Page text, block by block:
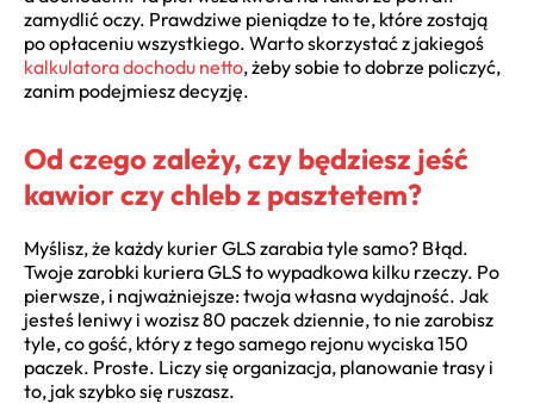
zamydlić oczy. Prawdziwe pieniądze to te, które zostają
po opłaceniu wszystkiego. Warto skorzystać z jakiegoś
kalkulatora dochodu netto, żeby sobie to dobrze policzyć,
zanim podejmiesz decyzję.
Od czego zależy, czy będziesz jeść
kawior czy chleb z pasztetem?
Myślisz, że każdy kurier GLS zarabia tyle samo? Błąd.
Twoje zarobki kuriera GLS to wypadkowa kilku rzeczy. Po
pierwsze, i najważniejsze: twoja własna wydajność. Jak
jesteś leniwy i wozisz 80 paczek dziennie, to nie zarobisz
tyle, co gość, który z tego samego rejonu wyciska 150
paczek. Proste. Liczy się organizacja, planowanie trasy i
to, jak szybko się ruszasz.